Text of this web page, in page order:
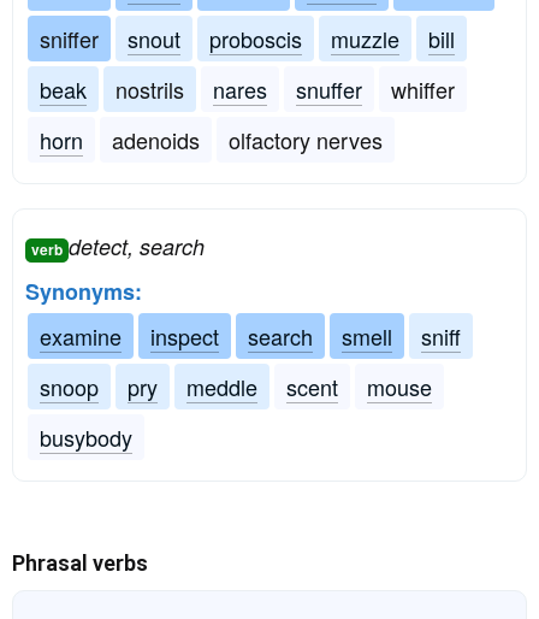
sniffer
snout proboscis muzzle
bill
beak
nostrils nares snuffer
whiffer
horn
adenoids olfactory nerves
verb detect, search
Synonyms:
examine
inspect search smell
sniff
snoop
pry meddle scent
mouse
busybody
Phrasal verbs